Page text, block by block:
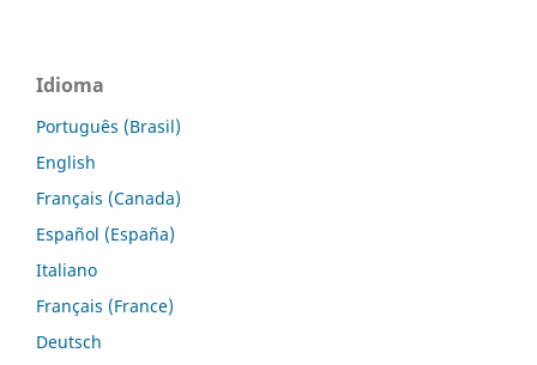
Idioma
Português (Brasil)
English
Français (Canada)
Español (España)
Italiano
Français (France)
Deutsch